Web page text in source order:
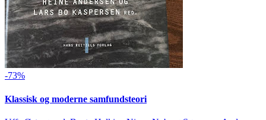
-73%
Klassisk og moderne samfundsteori